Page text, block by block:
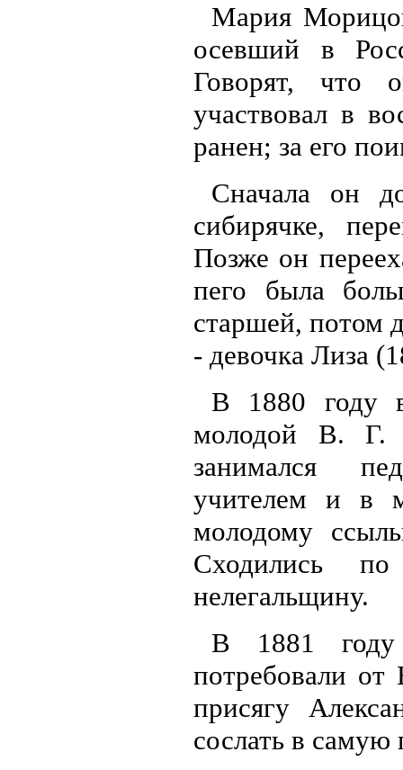
Мария
осевший в
Говорят, что
участвовал в
ранен; за его
Сначала он
сибирячке,
Позже он
пего была
старшей, потом
- девочка Лиза
В 1880 году
молодой В. Г.
занимался
учителем и в
молодому
Сходились
нелегальщину.
В 1881
потребовали от
присягу
сослать в